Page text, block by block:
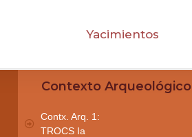
Yacimientos
Contexto Arqueológico
Contx. Arq. 1:
TROCS Ia